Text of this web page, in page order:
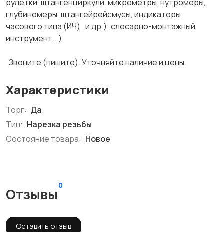
глубиномеры, штангейрейсмусы, индикаторы
часового типа (ИЧ), и др.); слесарно-монтажный
инструмент...)
Звоните (пишите). Уточняйте наличие и цены.
Характеристики
Торг: Да
Тип: Нарезка резьбы
Состояние товара: Новое
Отзывы
0
Оставить отзыв